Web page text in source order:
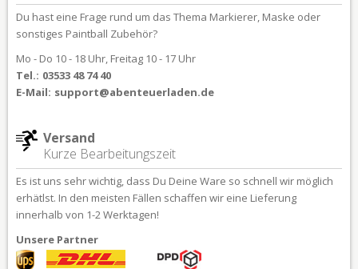
Du hast eine Frage rund um das Thema Markierer, Maske oder
sonstiges Paintball Zubehör?
Mo - Do 10 - 18 Uhr, Freitag 10 - 17 Uhr
Tel.: 03533 48 74 40
E-Mail: support@abenteuerladen.de
Versand
Kurze Bearbeitungszeit
Es ist uns sehr wichtig, dass Du Deine Ware so schnell wir möglich
erhätlst. In den meisten Fällen schaffen wir eine Lieferung
innerhalb von 1-2 Werktagen!
Unsere Partner